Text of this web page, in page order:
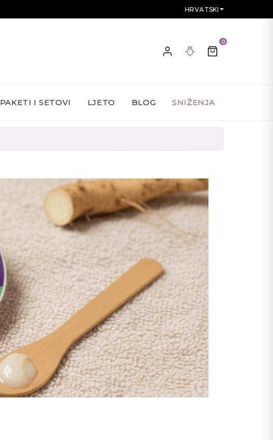
HRVATSKI
0
PAKETI I SETOVI LJETO BLOG SNIŽENJA